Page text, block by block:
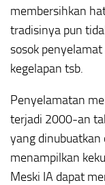
membersihkan
tradisinya pun
sosok
kegelapan tsb.
Penyelamatan
terjadi 2000-an
yang dinubuatkan
menampilkan
Meski IA dapat